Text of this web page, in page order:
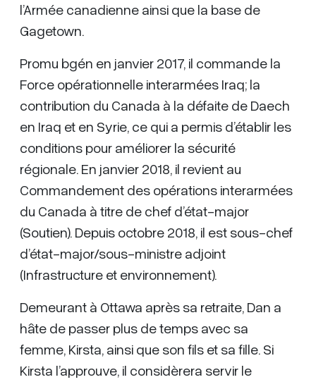
l’Armée canadienne ainsi que la base de
Gagetown.
Promu bgén en janvier 2017, il commande la
Force opérationnelle interarmées Iraq; la
contribution du Canada à la défaite de Daech
en Iraq et en Syrie, ce qui a permis d’établir les
conditions pour améliorer la sécurité
régionale. En janvier 2018, il revient au
Commandement des opérations interarmées
du Canada à titre de chef d’état-major
(Soutien). Depuis octobre 2018, il est sous-chef
d’état-major/sous-ministre adjoint
(Infrastructure et environnement).
Demeurant à Ottawa après sa retraite, Dan a
hâte de passer plus de temps avec sa
femme, Kirsta, ainsi que son fils et sa fille. Si
Kirsta l’approuve, il considèrera servir le